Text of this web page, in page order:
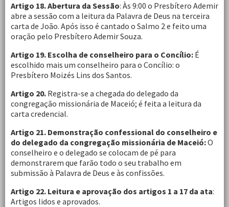
Artigo 18. Abertura da Sessão: Às 9:00 o Presbítero Ademir
abre a sessão com a leitura da Palavra de Deus na terceira
carta de João. Após isso é cantado o Salmo 2 e feito uma
oração pelo Presbítero Ademir Souza.
Artigo 19. Escolha de conselheiro para o Concílio: É
escolhido mais um conselheiro para o Concílio: o
Presbítero Moizés Lins dos Santos.
Artigo 20. Registra-se a chegada do delegado da
congregação missionária de Maceió; é feita a leitura da
carta credencial.
Artigo 21. Demonstração confessional do conselheiro e
do delegado da congregação missionária de Maceió:O
conselheiro e o delegado se colocam de pé para
demonstrarem que farão todo o seu trabalho em
submissão à Palavra de Deus e às confissões.
Artigo 22. Leitura e aprovação dos artigos 1 a 17 da ata:
Artigos lidos e aprovados.